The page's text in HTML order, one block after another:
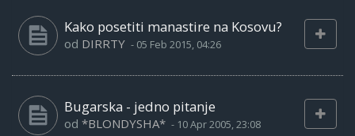
Kako posetiti manastire na Kosovu?
od DIRRTY - 05 Feb 2015, 04:26
Bugarska - jedno pitanje
od *BLONDYSHA* - 10 Apr 2005, 23:08